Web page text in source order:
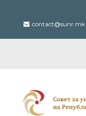
content contact@sunr.mk